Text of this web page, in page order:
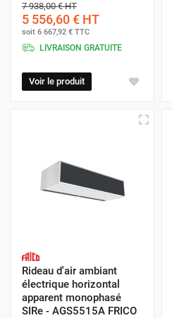
7 938,00 €HT
5 556,60 € HT
soit 6 667,92 € TTC
LIVRAISON GRATUITE
Voir le produit
Rideau d'air ambiant
électrique horizontal
apparent monophasé
SIRe - AGS5515A FRICO